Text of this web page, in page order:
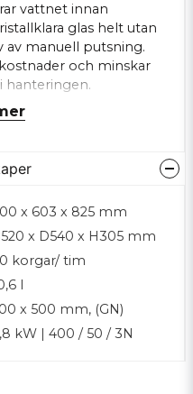
vattnet innan
glas helt utan
av manuell putsning.
och minskar
hanteringen.
förbarer, hotell,
arbetsmiljön
är
fördel. Med ett
glas
vänta på
för öl, vin och
även på
x 603 x 825 mm
x D540 x H305 mm
korgar/ tim
l
x 500 mm, (GN)
kW | 400 / 50 / 3N